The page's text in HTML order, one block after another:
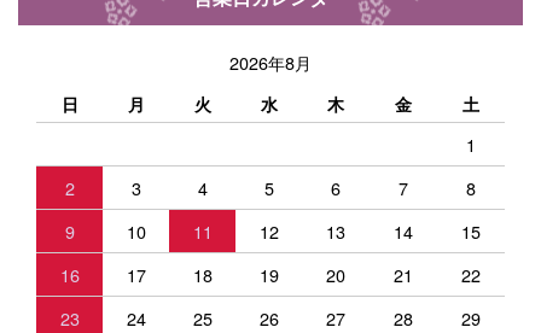
2026年8月
日 月 火 水 木 金 土
1
2
3 4 5 6 7
8
9
10 11 12 13 14
15
16
17 18 19 20 21
22
23
24 25 26 27 28
29